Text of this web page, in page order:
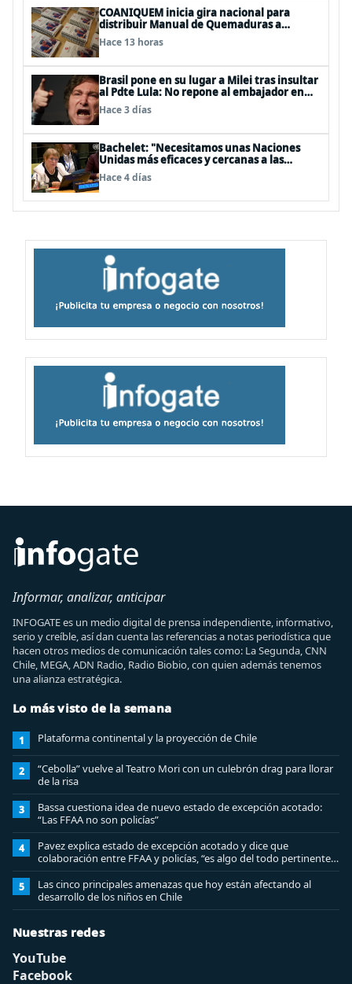
COANIQUEM inicia gira nacional para
distribuir Manual de Quemaduras a
profesionales de la salud
Hace 13 horas
Brasil pone en su lugar a Milei tras insultar
al Pdte Lula: No repone al embajador en
BBSS y rebaja la relación bilateral
Hace 3 días
Bachelet: "Necesitamos unas Naciones
Unidas más eficaces y cercanas a las
personas"
Hace 4 días
Informar, analizar, anticipar
INFOGATE es un medio digital de prensa independiente, informativo,
serio y creíble, así dan cuenta las referencias a notas periodística que
hacen otros medios de comunicación tales como: La Segunda, CNN
Chile, MEGA, ADN Radio, Radio Biobio, con quien además tenemos
una alianza estratégica.
Lo más visto de la semana
1 Plataforma continental y la proyección de Chile
2
“Cebolla” vuelve al Teatro Mori con un culebrón drag para llorar
de la risa
3
Bassa cuestiona idea de nuevo estado de excepción acotado:
“Las FFAA no son policías”
4
Pavez explica estado de excepción acotado y dice que
colaboración entre FFAA y policías, “es algo del todo pertinente
analizar”
5
Las cinco principales amenazas que hoy están afectando al
desarrollo de los niños en Chile
Nuestras redes
YouTube
Facebook